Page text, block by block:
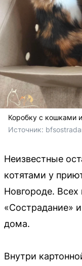
Коробку с кошками
Источник:
Неизвестные
котятами у
Новгороде.
«Сострадание»
дома.
Внутри